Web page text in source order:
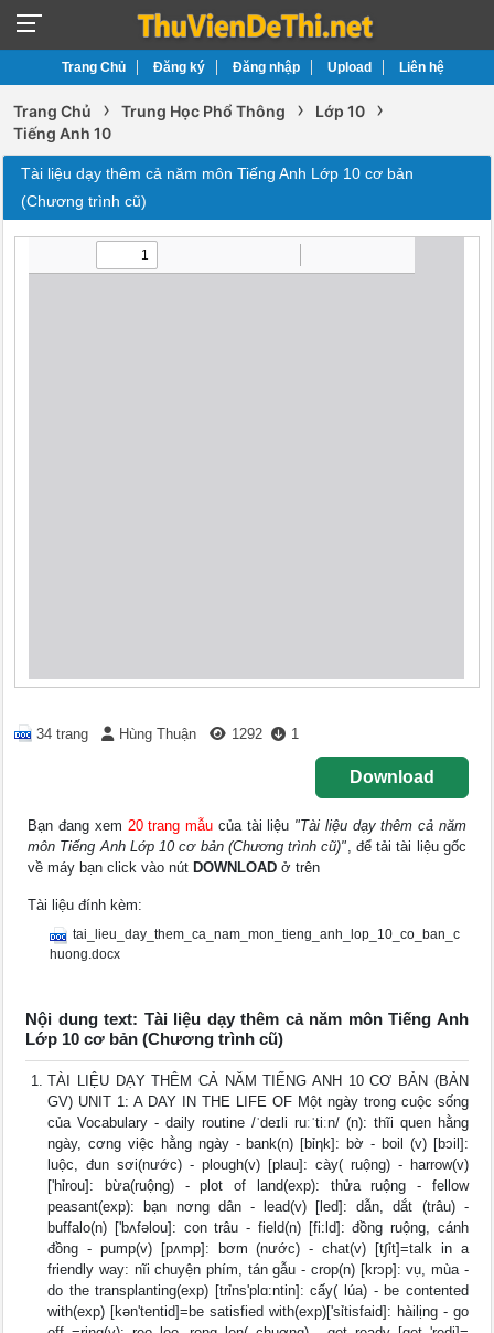
Trang Chủ Đăng ký Đăng nhập Upload Liên hệ
Trang Chủ › Trung Học Phổ Thông › Lớp 10 ›
Tiếng Anh 10
Tài liệu dạy thêm cả năm môn Tiếng Anh Lớp 10 cơ bản
(Chương trình cũ)
34 trang Hùng Thuận 1292 1
Download
Bạn đang xem 20 trang mẫu của tài liệu "Tài liệu dạy thêm cả năm
môn Tiếng Anh Lớp 10 cơ bản (Chương trình cũ)", để tải tài liệu gốc
về máy bạn click vào nút DOWNLOAD ở trên
Tài liệu đính kèm:
tai_lieu_day_them_ca_nam_mon_tieng_anh_lop_10_co_ban_c
huong.docx
Nội dung text: Tài liệu dạy thêm cả năm môn Tiếng Anh
Lớp 10 cơ bản (Chương trình cũ)
TÀI LIỆU DẠY THÊM CẢ NĂM TIẾNG ANH 10 CƠ BẢN (BẢN
GV) UNIT 1: A DAY IN THE LIFE OF Một ngày trong cuộc sống
của Vocabulary - daily routine /ˈdeɪli ruːˈtiːn/ (n): thĩi quen hằng
ngày, cơng việc hằng ngày - bank(n) [bỉηk]: bờ - boil (v) [bɔil]:
luộc, đun sơi(nước) - plough(v) [plau]: cày( ruộng) - harrow(v)
['hỉrou]: bừa(ruộng) - plot of land(exp): thửa ruộng - fellow
peasant(exp): bạn nơng dân - lead(v) [led]: dẫn, dắt (trâu) -
buffalo(n) ['bʌfəlou]: con trâu - field(n) [fi:ld]: đồng ruộng, cánh
đồng - pump(v) [pʌmp]: bơm (nước) - chat(v) [t∫ỉt]=talk in a
friendly way: nĩi chuyện phím, tán gẫu - crop(n) [krɔp]: vụ, mùa -
do the transplanting(exp) [trỉns'plɑ:ntin]: cấy( lúa) - be contented
with(exp) [kən'tentid]=be satisfied with(exp)['sỉtisfaid]: hàilịng - go